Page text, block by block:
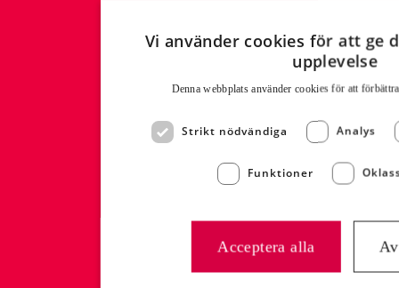
Mediabank MyNewsDesk
Malin Westling
Communications Manager
malin.westling@atria.com
+46 (0)73 332 31 26
EXPORT
Vi använder cookies för att ge
upplevelse
Denna webbplats använder cookies för att
Strikt nödvändiga Analys
Funktioner
Acceptera alla